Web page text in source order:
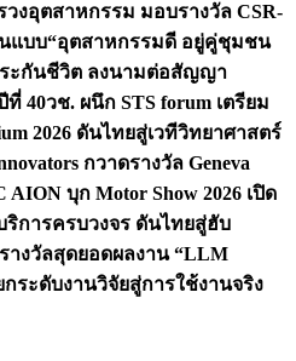
วงอุตสาหกรรม มอบรางวัล CSR-
แบบ“อุตสาหกรรมดี อยู่คู่ชุมชน
ะกันชีวิต ลงนามต่อสัญญา
ที่ 40วช. ผนึก STS forum เตรียม
2026 ดันไทยสู่เวทีวิทยาศาสตร์
กวาดรางวัล Geneva
AION บุก Motor Show 2026 เปิด
ริการครบวงจร ดันไทยสู่ฮับ
างวัลสุดยอดผลงาน “LLM
ระดับงานวิจัยสู่การใช้งานจริง